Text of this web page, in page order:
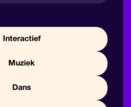
Interactief
Muziek
Dans